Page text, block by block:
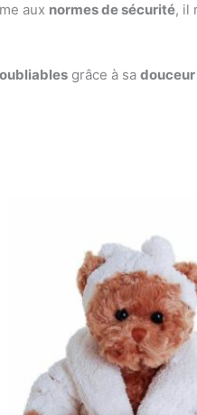
aux normes de sécurité, il
grâce à sa douceur